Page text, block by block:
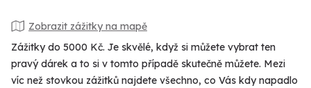
Zobrazit zážitky na mapě
Zážitky do 5000 Kč. Je skvělé, když si můžete vybrat ten
pravý dárek a to si v tomto případě skutečně můžete. Mezi
víc než stovkou zážitků najdete všechno, co Vás kdy napadlo